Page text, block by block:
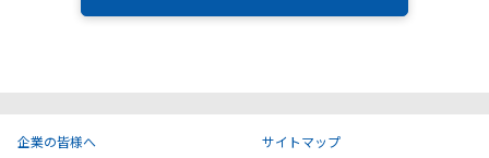
企業の皆様へ
サイトマップ
障害のある新卒学生専門の就職エージェントサービス
スカウトを受ける
就職・転職ノウハウ